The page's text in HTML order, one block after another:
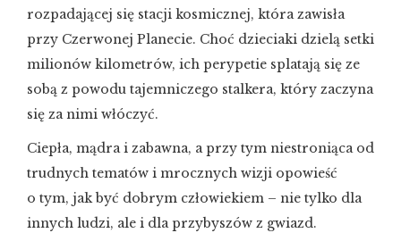
rozpadającej się stacji kosmicznej, która zawisła
przy Czerwonej Planecie. Choć dzieciaki dzielą setki
milionów kilometrów, ich perypetie splatają się ze
sobą z powodu tajemniczego stalkera, który zaczyna
się za nimi włóczyć.
Ciepła, mądra i zabawna, a przy tym niestroniąca od
trudnych tematów i mrocznych wizji opowieść
o tym, jak być dobrym człowiekiem – nie tylko dla
innych ludzi, ale i dla przybyszów z gwiazd.